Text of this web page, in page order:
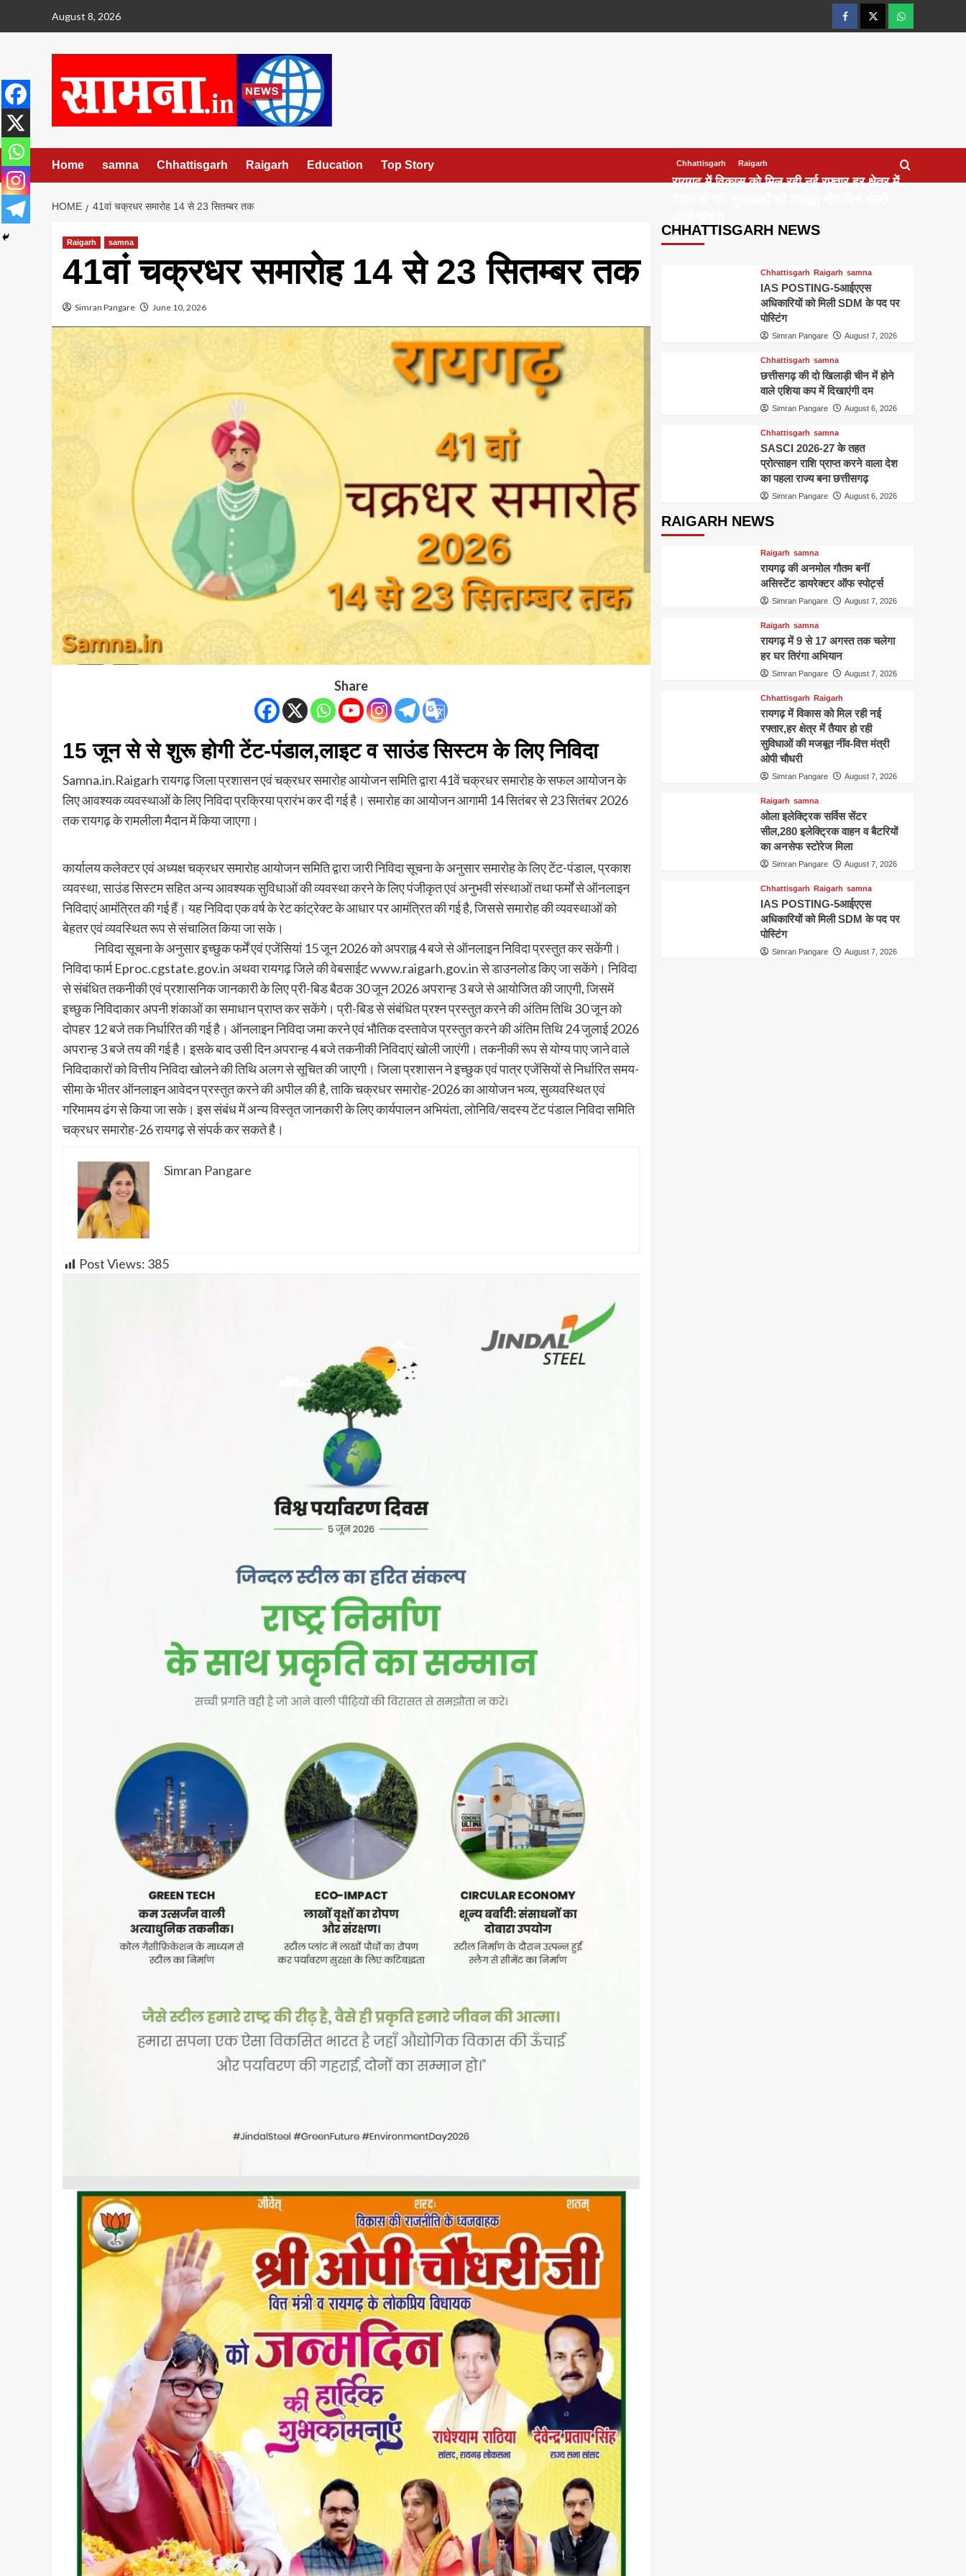
August 8, 2026
facebooktwitterwtsp
Home samna Chhattisgarh Raigarh Education Top Story
HOME 41वां चक्रधर समारोह 14 से 23 सितम्बर तक
Raigarh samna
41वां चक्रधर समारोह 14 से 23 सितम्बर तक
Simran Pangare June 10, 2026
Share
15 जून से से शुरू होगी टेंट-पंडाल,लाइट व साउंड सिस्टम के लिए निविदा
Samna.in.Raigarh रायगढ़ जिला प्रशासन एवं चक्रधर समारोह आयोजन समिति द्वारा 41वें चक्रधर समारोह के सफल आयोजन के
लिए आवश्यक व्यवस्थाओं के लिए निविदा प्रक्रिया प्रारंभ कर दी गई है। समारोह का आयोजन आगामी 14 सितंबर से 23 सितंबर 2026
तक रायगढ़ के रामलीला मैदान में किया जाएगा।
कार्यालय कलेक्टर एवं अध्यक्ष चक्रधर समारोह आयोजन समिति द्वारा जारी निविदा सूचना के अनुसार समारोह के लिए टेंट-पंडाल, प्रकाश
व्यवस्था, साउंड सिस्टम सहित अन्य आवश्यक सुविधाओं की व्यवस्था करने के लिए पंजीकृत एवं अनुभवी संस्थाओं तथा फर्मों से ऑनलाइन
निविदाएं आमंत्रित की गई हैं। यह निविदा एक वर्ष के रेट कांट्रेक्ट के आधार पर आमंत्रित की गई है, जिससे समारोह की व्यवस्थाओं को
बेहतर एवं व्यवस्थित रूप से संचालित किया जा सके।
निविदा सूचना के अनुसार इच्छुक फर्में एवं एजेंसियां 15 जून 2026 को अपराह्न 4 बजे से ऑनलाइन निविदा प्रस्तुत कर सकेंगी।
निविदा फार्म Eproc.cgstate.gov.in अथवा रायगढ़ जिले की वेबसाईट www.raigarh.gov.in से डाउनलोड किए जा सकेंगे। निविदा
से संबंधित तकनीकी एवं प्रशासनिक जानकारी के लिए प्री-बिड बैठक 30 जून 2026 अपरान्ह 3 बजे से आयोजित की जाएगी, जिसमें
इच्छुक निविदाकार अपनी शंकाओं का समाधान प्राप्त कर सकेंगे। प्री-बिड से संबंधित प्रश्न प्रस्तुत करने की अंतिम तिथि 30 जून को
दोपहर 12 बजे तक निर्धारित की गई है। ऑनलाइन निविदा जमा करने एवं भौतिक दस्तावेज प्रस्तुत करने की अंतिम तिथि 24 जुलाई 2026
अपरान्ह 3 बजे तय की गई है। इसके बाद उसी दिन अपरान्ह 4 बजे तकनीकी निविदाएं खोली जाएंगी। तकनीकी रूप से योग्य पाए जाने वाले
निविदाकारों को वित्तीय निविदा खोलने की तिथि अलग से सूचित की जाएगी। जिला प्रशासन ने इच्छुक एवं पात्र एजेंसियों से निर्धारित समय-
सीमा के भीतर ऑनलाइन आवेदन प्रस्तुत करने की अपील की है, ताकि चक्रधर समारोह-2026 का आयोजन भव्य, सुव्यवस्थित एवं
गरिमामय ढंग से किया जा सके। इस संबंध में अन्य विस्तृत जानकारी के लिए कार्यपालन अभियंता, लोनिवि/सदस्य टेंट पंडाल निविदा समिति
चक्रधर समारोह-26 रायगढ़ से संपर्क कर सकते है।
Simran Pangare
Post Views: 385
CHHATTISGARH NEWS
Chhattisgarh Raigarh
रायगढ़ में विकास को मिल रही नई रफ्तार,हर क्षेत्र में
Simran Pangare August 7, 2026
Chhattisgarh Raigarh samna
IAS POSTING-5आईएएस
अधिकारियों को मिली SDM के पद पर
पोस्टिंग
Simran Pangare August 7, 2026
Chhattisgarh samna
छत्तीसगढ़ की दो खिलाड़ी चीन में होने
वाले एशिया कप में दिखाएंगी दम
Simran Pangare August 6, 2026
Chhattisgarh samna
SASCI 2026-27 के तहत
प्रोत्साहन राशि प्राप्त करने वाला देश
का पहला राज्य बना छत्तीसगढ़
Simran Pangare August 6, 2026
RAIGARH NEWS
Raigarh samna
रायगढ़ की अनमोल गौतम बनीं
असिस्टेंट डायरेक्टर ऑफ स्पोर्ट्स
Simran Pangare August 7, 2026
Raigarh samna
रायगढ़ में 9 से 17 अगस्त तक चलेगा
हर घर तिरंगा अभियान
Simran Pangare August 7, 2026
Chhattisgarh Raigarh
रायगढ़ में विकास को मिल रही नई
रफ्तार,हर क्षेत्र में तैयार हो रही
सुविधाओं की मजबूत नींव-वित्त मंत्री
ओपी चौधरी
Simran Pangare August 7, 2026
Raigarh samna
ओला इलेक्ट्रिक सर्विस सेंटर
सील,280 इलेक्ट्रिक वाहन व बैटरियों
का अनसेफ स्टोरेज मिला
Simran Pangare August 7, 2026
Chhattisgarh Raigarh samna
IAS POSTING-5आईएएस
अधिकारियों को मिली SDM के पद पर
पोस्टिंग
Simran Pangare August 7, 2026